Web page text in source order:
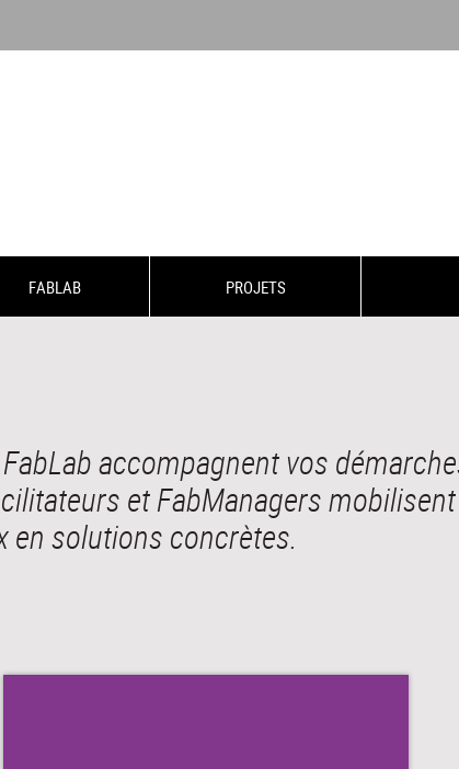
FABLAB PROJETS
accompagnent vos
et FabManagers
solutions concrètes.